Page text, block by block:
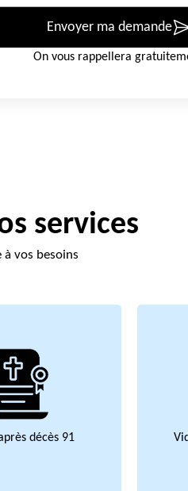
Envoyer ma demande
On vous rappellera
services
vos besoins
décès 91